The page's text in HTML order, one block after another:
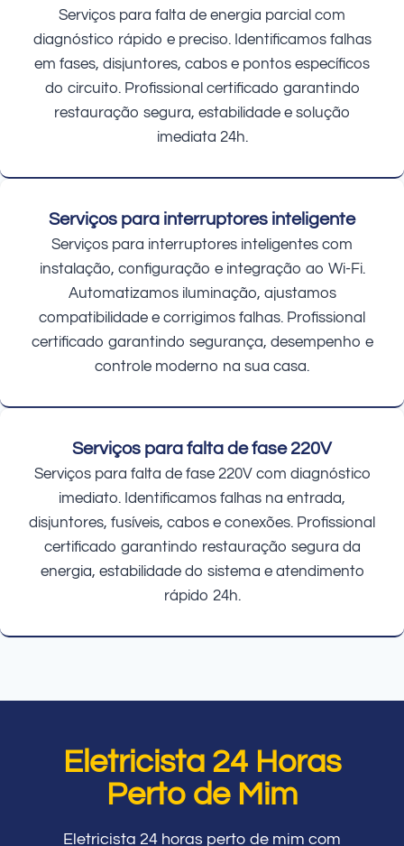
Serviços para falta de energia parcial com
diagnóstico rápido e preciso. Identificamos falhas
em fases, disjuntores, cabos e pontos específicos
do circuito. Profissional certificado garantindo
restauração segura, estabilidade e solução
imediata 24h.
Serviços para interruptores inteligente
Serviços para interruptores inteligentes com
instalação, configuração e integração ao Wi-Fi.
Automatizamos iluminação, ajustamos
compatibilidade e corrigimos falhas. Profissional
certificado garantindo segurança, desempenho e
controle moderno na sua casa.
Serviços para falta de fase 220V
Serviços para falta de fase 220V com diagnóstico
imediato. Identificamos falhas na entrada,
disjuntores, fusíveis, cabos e conexões. Profissional
certificado garantindo restauração segura da
energia, estabilidade do sistema e atendimento
rápido 24h.
Eletricista 24 Horas
Perto de Mim
Eletricista 24 horas perto de mim com